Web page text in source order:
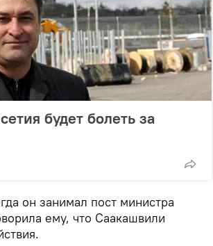
будет болеть за
он занимал пост министра
ему, что Саакашвили